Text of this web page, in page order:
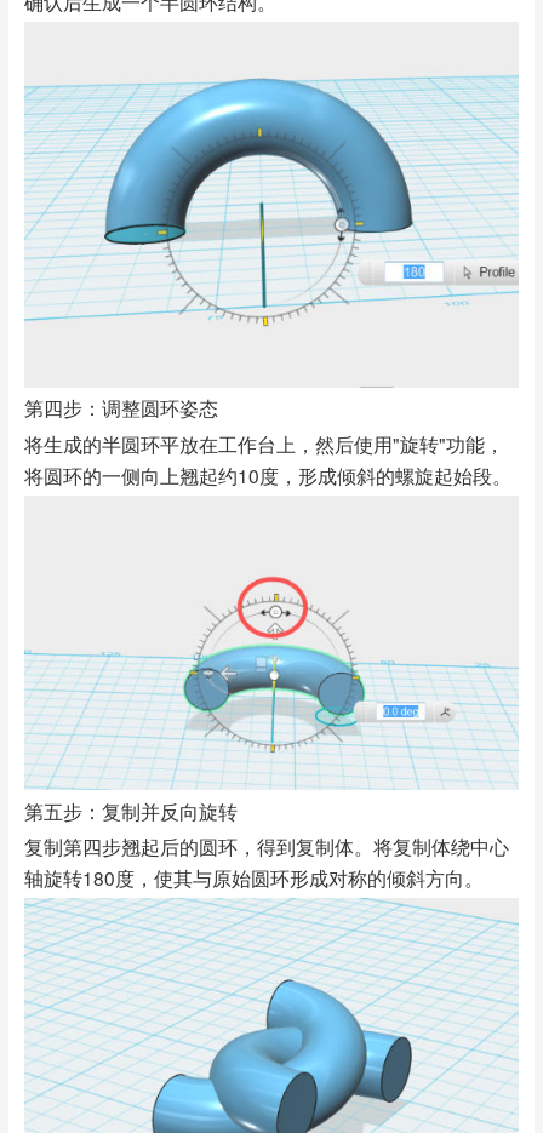
第四步：调整圆环姿态
将生成的半圆环平放在工作台上，然后使用"旋转"功能，
将圆环的一侧向上翘起约10度，形成倾斜的螺旋起始段。
第五步：复制并反向旋转
复制第四步翘起后的圆环，得到复制体。将复制体绕中心
轴旋转180度，使其与原始圆环形成对称的倾斜方向。